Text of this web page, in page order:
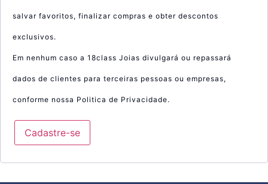
salvar favoritos, finalizar compras e obter descontos
exclusivos.
Em nenhum caso a 18class Joias divulgará ou repassará
dados de clientes para terceiras pessoas ou empresas,
conforme nossa Politica de Privacidade.
Cadastre-se